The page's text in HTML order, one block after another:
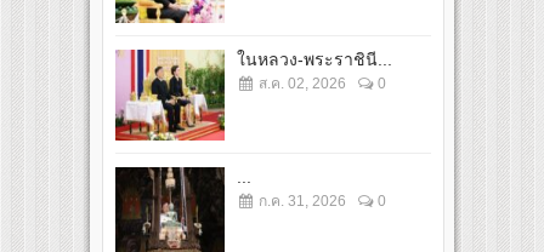
ในหลวง-พระราชินี...
ส.ค. 02, 2026 0
ก.ค. 31, 2026 0